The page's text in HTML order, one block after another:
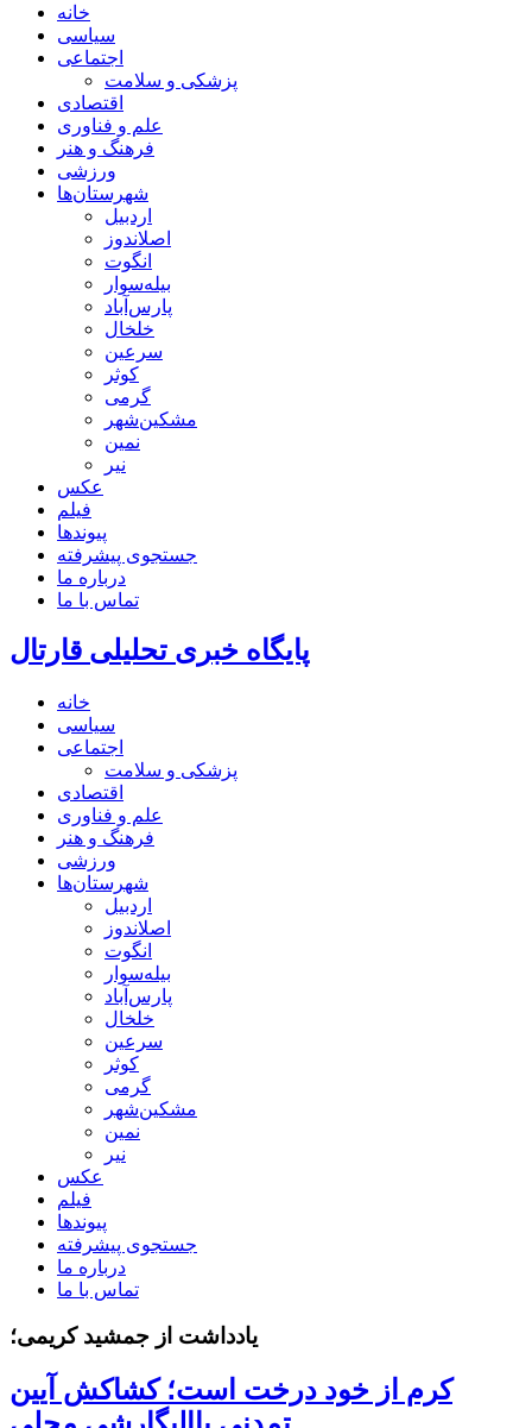
خانه
سیاسی
اجتماعی
پزشکی و سلامت
اقتصادی
علم و فناوری
فرهنگ و هنر
ورزشی
شهرستان‌ها
اردبیل
اصلاندوز
انگوت
بیله‌سوار
پارس‌آباد
خلخال
سرعین
کوثر
گرمی
مشکین‌شهر
نمین
نیر
عکس
فیلم
پیوندها
جستجوی پیشرفته
درباره ما
تماس با ما
پایگاه خبری تحلیلی قارتال
خانه
سیاسی
اجتماعی
پزشکی و سلامت
اقتصادی
علم و فناوری
فرهنگ و هنر
ورزشی
شهرستان‌ها
اردبیل
اصلاندوز
انگوت
بیله‌سوار
پارس‌آباد
خلخال
سرعین
کوثر
گرمی
مشکین‌شهر
نمین
نیر
عکس
فیلم
پیوندها
جستجوی پیشرفته
درباره ما
تماس با ما
یادداشت از جمشید کریمی؛
کرم از خود درخت است؛ کشاکش آیین